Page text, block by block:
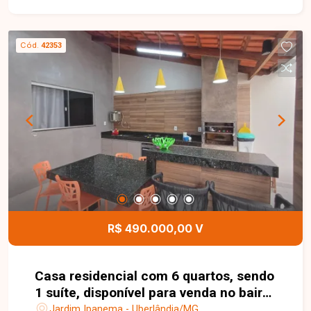
Cód. 42353
R$ 490.000,00 V
Casa residencial com 6 quartos, sendo
1 suíte, disponível para venda no bairro